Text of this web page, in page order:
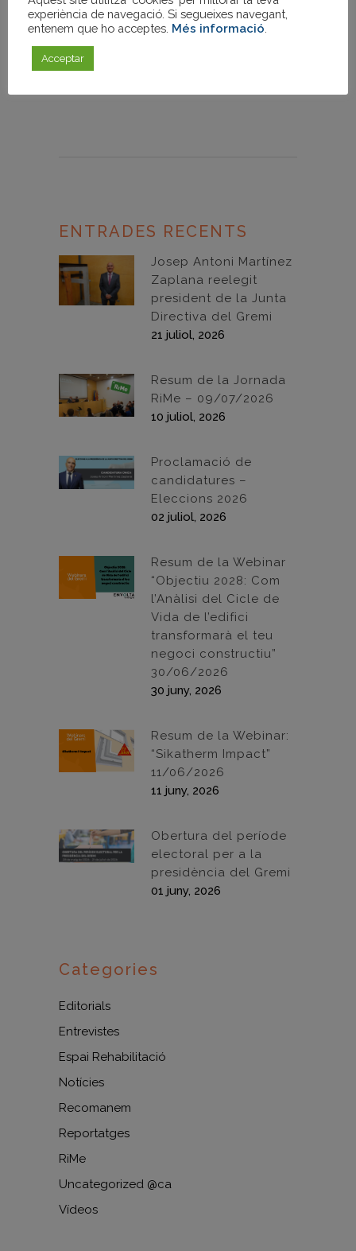
Sorry, the comment form is closed at
ENTRADES RECENTS
Josep Antoni Martínez
Zaplana reelegit
president de la Junta
Directiva del Gremi
21 juliol, 2026
Resum de la Jornada
RiMe – 09/07/2026
10 juliol, 2026
Proclamació de
candidatures –
Eleccions 2026
02 juliol, 2026
Resum de la Webinar
“Objectiu 2028: Com
l’Anàlisi del Cicle de
Vida de l’edifici
transformarà el teu
negoci constructiu”
30/06/2026
30 juny, 2026
Resum de la Webinar:
“Sikatherm Impact”
11/06/2026
11 juny, 2026
Obertura del període
electoral per a la
presidència del Gremi
01 juny, 2026
Categories
Editorials
Entrevistes
Espai Rehabilitació
Notícies
Recomanem
Reportatges
RiMe
Uncategorized @ca
Vídeos
experiència de navegació. Si segueixes navegant,
entenem que ho acceptes. Més informació
Acceptar